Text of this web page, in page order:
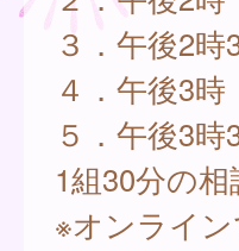
３．午後2時
４．午後3時
５．午後3時
1組30分の
※オンライ